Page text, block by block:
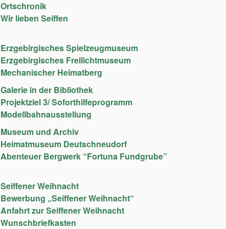
Ortschronik
Wir lieben Seiffen
Erzgebirgisches Spielzeugmuseum
Erzgebirgisches Freilichtmuseum
Mechanischer Heimatberg
Galerie in der Bibliothek
Projektziel 3/ Soforthilfeprogramm
Modellbahnausstellung
Museum und Archiv
Heimatmuseum Deutschneudorf
Abenteuer Bergwerk “Fortuna Fundgrube”
Seiffener Weihnacht
Bewerbung „Seiffener Weihnacht“
Anfahrt zur Seiffener Weihnacht
Wunschbriefkasten